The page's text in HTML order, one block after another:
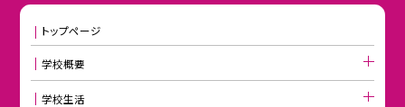
トップページ
学校概要
学校生活